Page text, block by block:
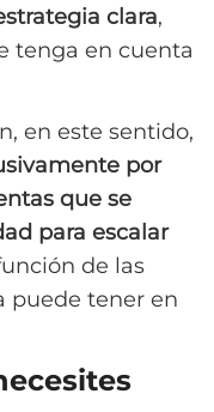
clara,
tenga en cuenta
en este sentido,
por
que se
para escalar
de las
puede tener en